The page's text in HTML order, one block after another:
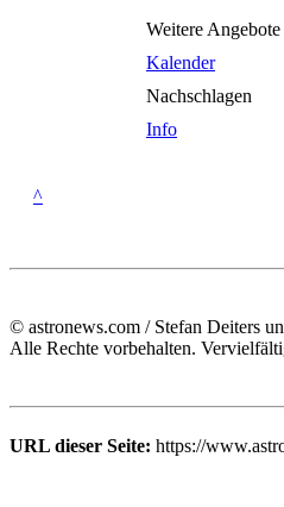
Weitere Angebote
Kalender
Nachschlagen
Info
^
© astronews.com / Stefan Deiters
Alle Rechte vorbehalten.
URL dieser Seite: https://